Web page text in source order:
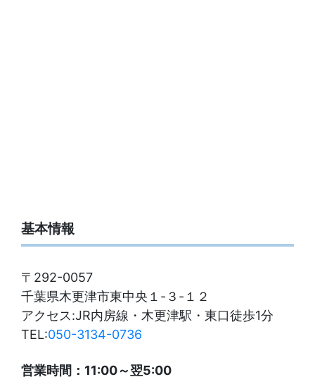
基本情報
〒292-0057
千葉県木更津市東中央１-３-１２
アクセス:JR内房線・木更津駅・東口徒歩1分
TEL:050-3134-0736
営業時間：11:00～翌5:00